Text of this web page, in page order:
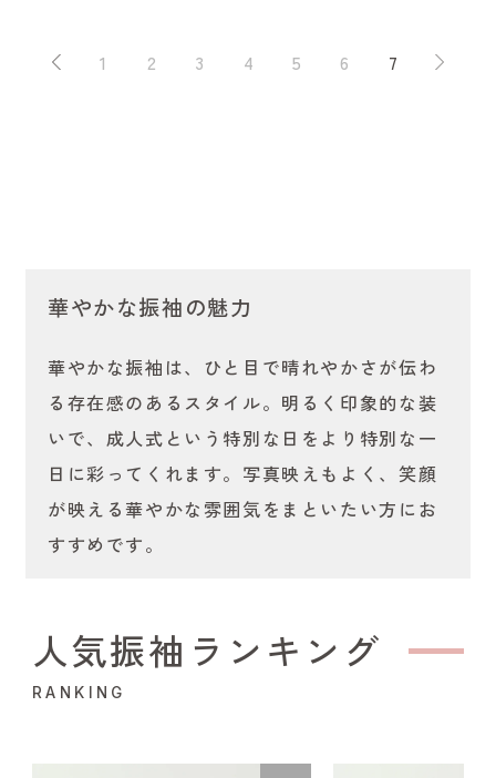
1 2 3 4 5 6 7
華やかな振袖の魅力
華やかな振袖は、ひと目で晴れやかさが伝わ
る存在感のあるスタイル。明るく印象的な装
いで、成人式という特別な日をより特別な一
日に彩ってくれます。写真映えもよく、笑顔
が映える華やかな雰囲気をまといたい方にお
すすめです。
人気振袖ランキング
RANKING